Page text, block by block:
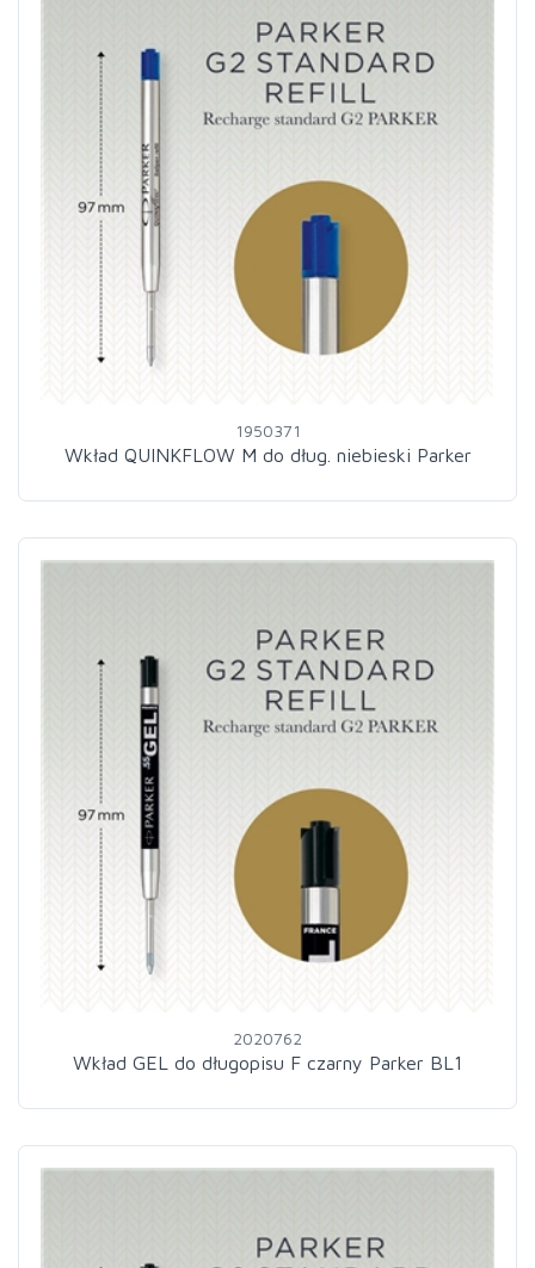
1950371
Wkład QUINKFLOW M do dług. niebieski Parker
2020762
Wkład GEL do długopisu F czarny Parker BL1